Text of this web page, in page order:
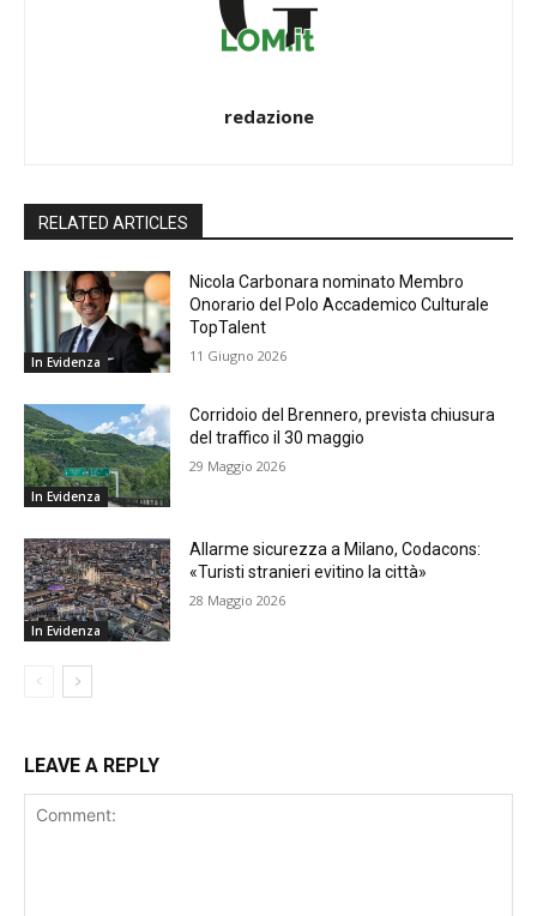
redazione
RELATED ARTICLES
In Evidenza
Nicola Carbonara nominato Membro
Onorario del Polo Accademico Culturale
TopTalent
11 Giugno 2026
In Evidenza
Corridoio del Brennero, prevista chiusura
del traffico il 30 maggio
29 Maggio 2026
In Evidenza
Allarme sicurezza a Milano, Codacons:
«Turisti stranieri evitino la città»
28 Maggio 2026
LEAVE A REPLY